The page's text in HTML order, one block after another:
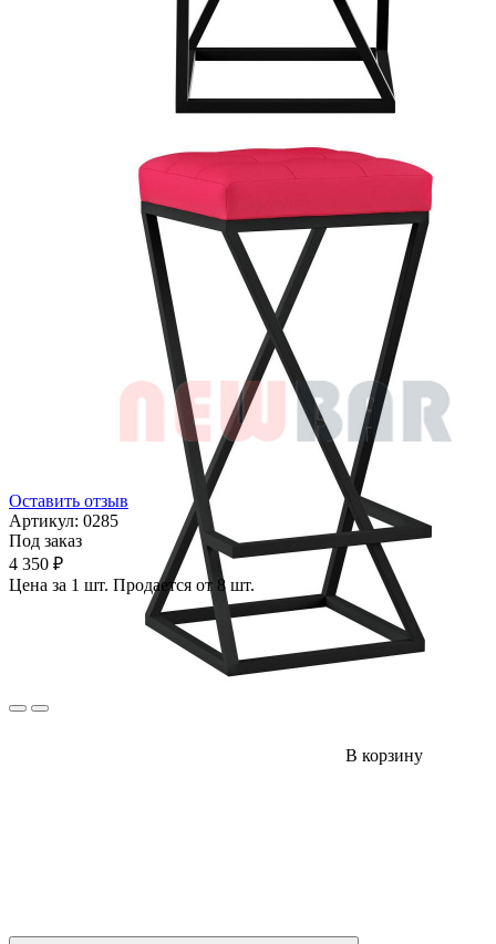
Оставить отзыв
Артикул: 0285
Под заказ
4 350 ₽
Цена за 1 шт. Продается от 8 шт.
В корзину